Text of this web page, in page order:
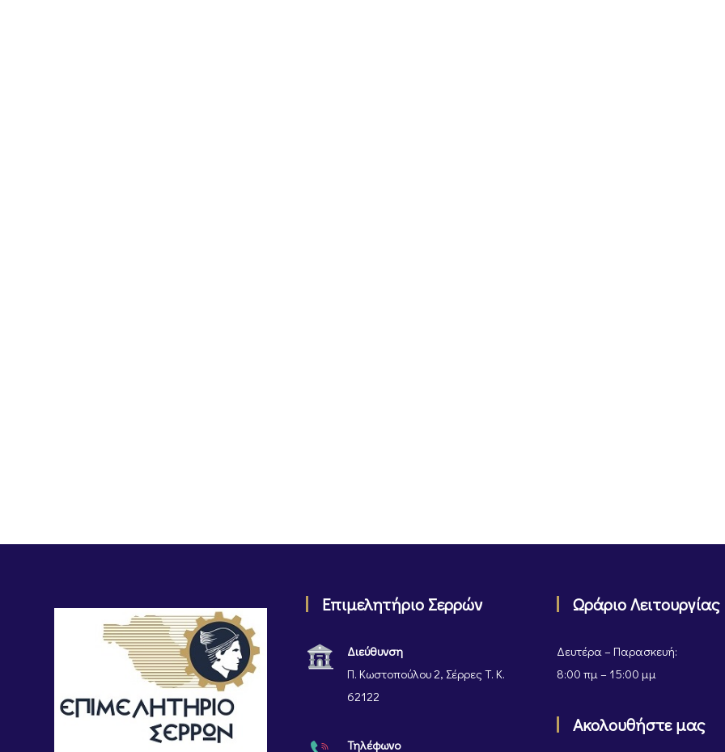
Επιμελητήριο Σερρών
Διεύθυνση
Π. Κωστοπούλου 2, Σέρρες Τ. Κ.
62122
Τηλέφωνο
Ωράριο Λειτουργίας
Δευτέρα – Παρασκευή:
8:00 πμ – 15:00 μμ
Ακολουθήστε μας